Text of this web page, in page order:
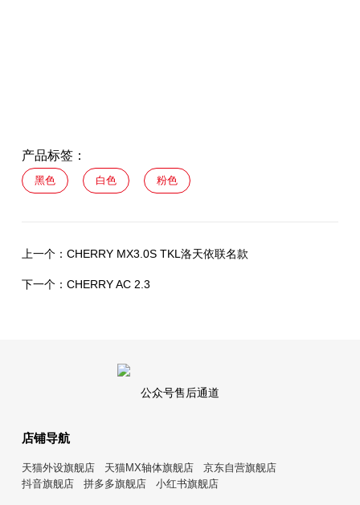
产品标签：
黑色 白色 粉色
上一个： CHERRY MX3.0S TKL洛天依联名款
下一个： CHERRY AC 2.3
公众号售后通道
店铺导航
天猫外设旗舰店 天猫MX轴体旗舰店
京东自营旗舰店
抖音旗舰店
拼多多旗舰店 小红书旗舰店